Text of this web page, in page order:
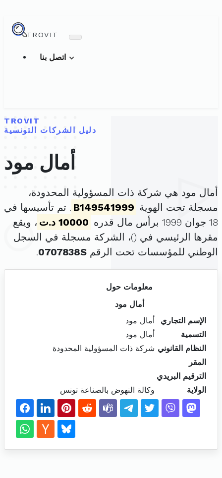
TROVIT
TROVIT
دليل الشركات التونسية
أمال مود
أمال مود هي شركة ذات المسؤولية المحدودة،
مسجلة تحت الهوية B149541999 . تم تأسيسها في
18 جوان 1999 برأس مال قدره
10000 د.ت
، ويقع
مقرها الرئيسي في ()، الشركة مسجلة في السجل
الوطني للمؤسسات تحت الرقم 0707838S
.
معلومات حول
أمال مود
الإسم التجاري
أمال مود
التسمية
أمال مود
النظام القانوني شركة ذات المسؤولية المحدودة
المقر
الترقيم البريدي
الولاية
وكالة النهوض بالصناعة تونس